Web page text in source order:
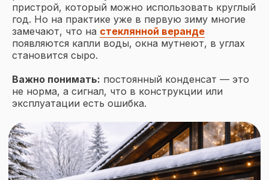
Объекты остекления Виды
пристрой, который можно использовать круглый
год. Но на практике уже в первую зиму многие
замечают, что на стеклянной веранде
появляются капли воды, окна мутнеют, в углах
становится сыро.
Важно понимать: постоянный конденсат — это
не норма, а сигнал, что в конструкции или
эксплуатации есть ошибка.